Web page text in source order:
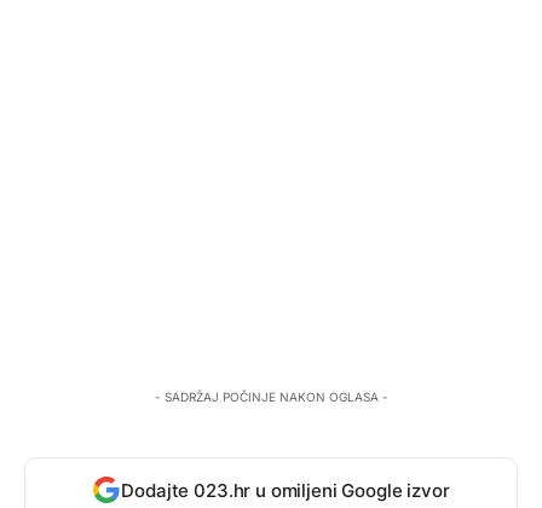
- SADRŽAJ POČINJE NAKON OGLASA -
Dodajte 023.hr u omiljeni Google izvor